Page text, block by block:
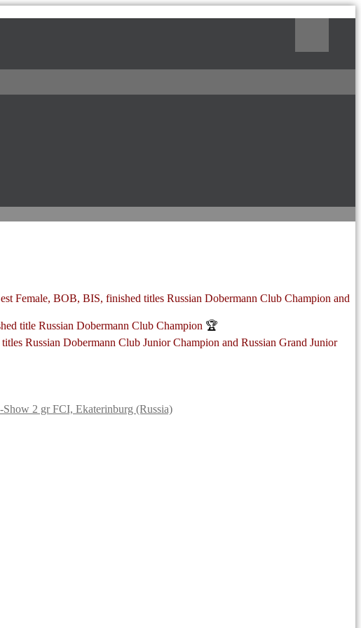
Female, BOB, BIS, finished titles Russian Dobermann Club Champion and
title Russian Dobermann Club Champion 🏆
Russian Dobermann Club Junior Champion and Russian Grand Junior
2 gr FCI, Ekaterinburg (Russia)